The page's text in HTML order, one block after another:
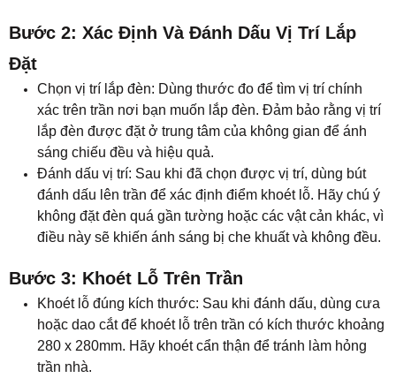
Bước 2: Xác Định Và Đánh Dấu Vị Trí Lắp
Đặt
Chọn vị trí lắp đèn: Dùng thước đo để tìm vị trí chính
xác trên trần nơi bạn muốn lắp đèn. Đảm bảo rằng vị trí
lắp đèn được đặt ở trung tâm của không gian để ánh
sáng chiếu đều và hiệu quả.
Đánh dấu vị trí: Sau khi đã chọn được vị trí, dùng bút
đánh dấu lên trần để xác định điểm khoét lỗ. Hãy chú ý
không đặt đèn quá gần tường hoặc các vật cản khác, vì
điều này sẽ khiến ánh sáng bị che khuất và không đều.
Bước 3: Khoét Lỗ Trên Trần
Khoét lỗ đúng kích thước: Sau khi đánh dấu, dùng cưa
hoặc dao cắt để khoét lỗ trên trần có kích thước khoảng
280 x 280mm. Hãy khoét cẩn thận để tránh làm hỏng
trần nhà.